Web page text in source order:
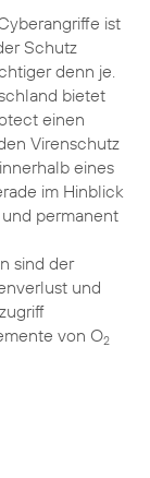
ist
Schutz
denn je.
bietet
einen
Virenschutz
eines
im Hinblick
permanent
sind der
und
von O2